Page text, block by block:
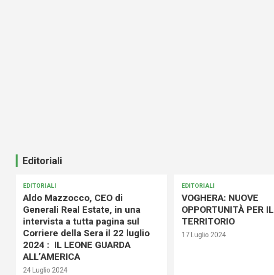
Editoriali
EDITORIALI
Aldo Mazzocco, CEO di
Generali Real Estate, in una
intervista a tutta pagina sul
Corriere della Sera il 22 luglio
2024 : IL LEONE GUARDA
ALL’AMERICA
24 Luglio 2024
EDITORIALI
VOGHERA: NUOVE
OPPORTUNITÀ PER IL
TERRITORIO
17 Luglio 2024